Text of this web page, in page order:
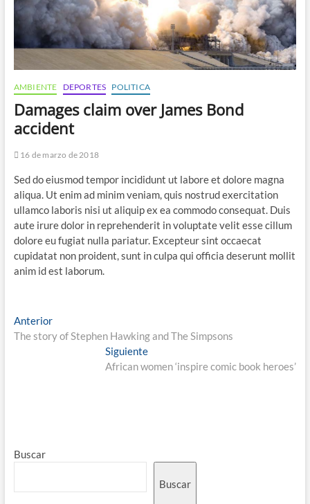
AMBIENTE DEPORTES POLITICA
Damages claim over James Bond
accident
16 de marzo de 2018
Sed do eiusmod tempor incididunt ut labore et dolore magna
aliqua. Ut enim ad minim veniam, quis nostrud exercitation
ullamco laboris nisi ut aliquip ex ea commodo consequat. Duis
aute irure dolor in reprehenderit in voluptate velit esse cillum
dolore eu fugiat nulla pariatur. Excepteur sint occaecat
cupidatat non proident, sunt in culpa qui officia deserunt mollit
anim id est laborum.
Anterior
The story of Stephen Hawking and The Simpsons
Siguiente
African women ‘inspire comic book heroes’
Buscar
Buscar